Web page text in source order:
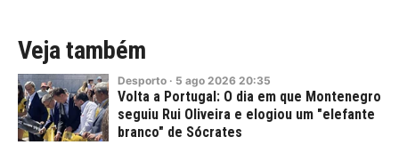
Veja também
Desporto · 5 ago 2026 20:35
Volta a Portugal: O dia em que Montenegro
seguiu Rui Oliveira e elogiou um "elefante
branco" de Sócrates